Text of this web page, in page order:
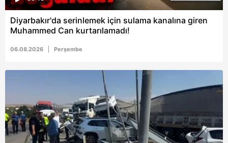
vasıtasıyla belirleyebilirsiniz. Çerezlere ilişkin detaylı bilgi
için Ayarlar butonuna tıklayabilir,Çerez Bilgilendirme
Metnimiziziyaret edebilirsiniz.
hazırlanmış Aydınlatma Metnimizi okumak ve sitemizde
ilgili mevzuata uygun olarak kullanılan çerezlerle ilgili bilgi
tıklayınız.
Diyarbakır'da serinlemek için sulama kanalına giren
Muhammed Can kurtarılamadı!
06.08.2026 Perşembe